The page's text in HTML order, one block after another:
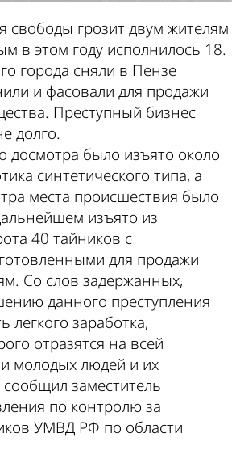
свободы грозит двум жителям
в этом году исполнилось 18.
города сняли в Пензе
и фасовали для продажи
Преступный бизнес
долго.
досмотра было изъято около
синтетического типа, а
места происшествия было
изъято из
40 тайников с
для продажи
Со слов задержанных,
данного преступления
легкого заработка,
отразятся на всей
молодых людей и их
заместитель
по контролю за
УМВД РФ по области